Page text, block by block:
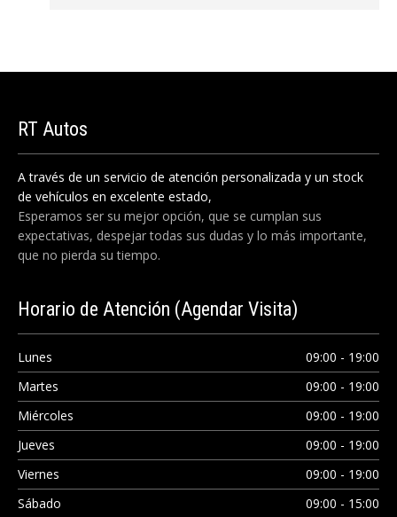
RT Autos
A través de un servicio de atención personalizada y un stock
de vehículos en excelente estado,
Esperamos ser su mejor opción, que se cumplan sus
expectativas, despejar todas sus dudas y lo más importante,
que no pierda su tiempo.
Horario de Atención (Agendar Visita)
Lunes
09:00 - 19:00
Martes
09:00 - 19:00
Miércoles
09:00 - 19:00
Jueves
09:00 - 19:00
Viernes
09:00 - 19:00
Sábado
09:00 - 15:00